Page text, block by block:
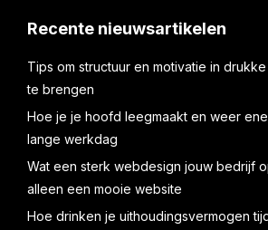
Recente nieuwsartikelen
Tips om structuur en motivatie in
te brengen
Hoe je je hoofd leegmaakt en weer
lange werkdag
Wat een sterk webdesign jouw bedrijf
alleen een mooie website
Hoe drinken je uithoudingsvermogen